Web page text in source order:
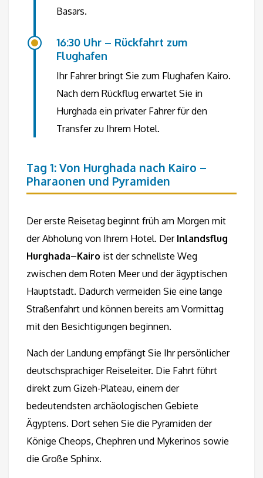
Basars.
16:30 Uhr – Rückfahrt zum
Flughafen
Ihr Fahrer bringt Sie zum Flughafen Kairo.
Nach dem Rückflug erwartet Sie in
Hurghada ein privater Fahrer für den
Transfer zu Ihrem Hotel.
Tag 1: Von Hurghada nach Kairo –
Pharaonen und Pyramiden
Der erste Reisetag beginnt früh am Morgen mit
der Abholung von Ihrem Hotel. Der Inlandsflug
Hurghada–Kairo ist der schnellste Weg
zwischen dem Roten Meer und der ägyptischen
Hauptstadt. Dadurch vermeiden Sie eine lange
Straßenfahrt und können bereits am Vormittag
mit den Besichtigungen beginnen.
Nach der Landung empfängt Sie Ihr persönlicher
deutschsprachiger Reiseleiter. Die Fahrt führt
direkt zum Gizeh-Plateau, einem der
bedeutendsten archäologischen Gebiete
Ägyptens. Dort sehen Sie die Pyramiden der
Könige Cheops, Chephren und Mykerinos sowie
die Große Sphinx.